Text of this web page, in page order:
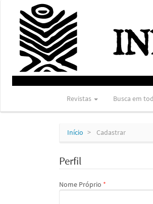
Navegação
Principal
Conteúdo
principal
Barra
Lateral
Revistas Busca em
Início Cadastrar
Perfil
Nome Próprio *